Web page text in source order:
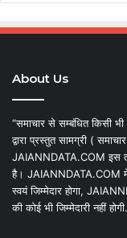
About Us
“समाचार से सम्बंधित किसी
द्वारा प्रस्तुत सामग्री (
JAIANNDATA.COM इस
है। JAIANNDATA.COM में
स्वयं जिम्मेदार होगा,
की कोई भी जिम्मेदारी नहीं